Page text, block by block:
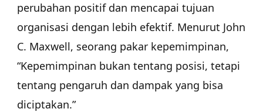
perubahan positif dan mencapai tujuan
organisasi dengan lebih efektif. Menurut John
C. Maxwell, seorang pakar kepemimpinan,
“Kepemimpinan bukan tentang posisi, tetapi
tentang pengaruh dan dampak yang bisa
diciptakan.”